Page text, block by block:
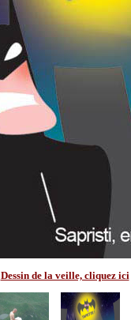
Dessin de la veille, cliquez ici